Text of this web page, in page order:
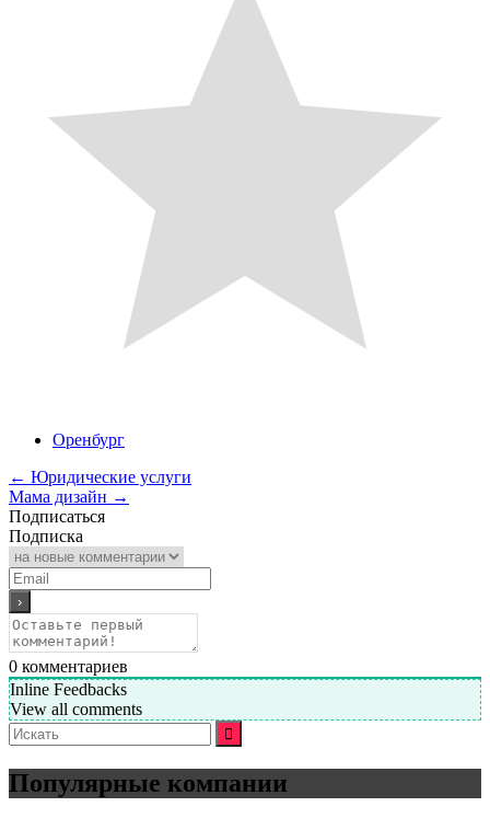
Оренбург
← Юридические услуги
Мама дизайн →
Подписаться
Подписка
0 комментариев
Inline Feedbacks
View all comments
Искать:
Популярные компании